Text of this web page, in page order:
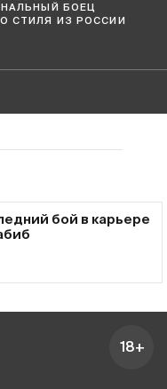
БОЕЦ
СТИЛЯ ИЗ РОССИИ
бой в карьере
18+